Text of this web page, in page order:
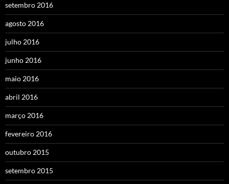
setembro 2016
agosto 2016
julho 2016
junho 2016
maio 2016
abril 2016
março 2016
fevereiro 2016
outubro 2015
setembro 2015